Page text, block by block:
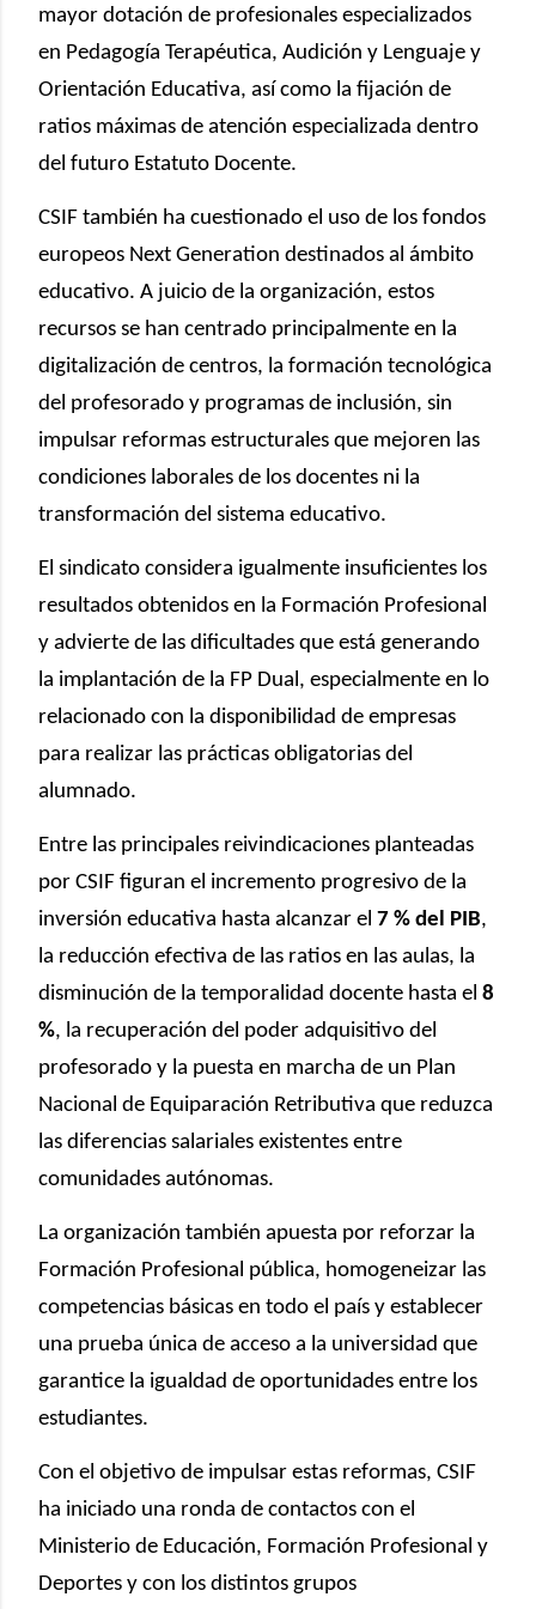
mayor dotación de profesionales especializados
en Pedagogía Terapéutica, Audición y Lenguaje y
Orientación Educativa, así como la fijación de
ratios máximas de atención especializada dentro
del futuro Estatuto Docente.
CSIF también ha cuestionado el uso de los fondos
europeos Next Generation destinados al ámbito
educativo. A juicio de la organización, estos
recursos se han centrado principalmente en la
digitalización de centros, la formación tecnológica
del profesorado y programas de inclusión, sin
impulsar reformas estructurales que mejoren las
condiciones laborales de los docentes ni la
transformación del sistema educativo.
El sindicato considera igualmente insuficientes los
resultados obtenidos en la Formación Profesional
y advierte de las dificultades que está generando
la implantación de la FP Dual, especialmente en lo
relacionado con la disponibilidad de empresas
para realizar las prácticas obligatorias del
alumnado.
Entre las principales reivindicaciones planteadas
por CSIF figuran el incremento progresivo de la
inversión educativa hasta alcanzar el 7 % del PIB,
la reducción efectiva de las ratios en las aulas, la
disminución de la temporalidad docente hasta el 8
%, la recuperación del poder adquisitivo del
profesorado y la puesta en marcha de un Plan
Nacional de Equiparación Retributiva que reduzca
las diferencias salariales existentes entre
comunidades autónomas.
La organización también apuesta por reforzar la
Formación Profesional pública, homogeneizar las
competencias básicas en todo el país y establecer
una prueba única de acceso a la universidad que
garantice la igualdad de oportunidades entre los
estudiantes.
Con el objetivo de impulsar estas reformas, CSIF
ha iniciado una ronda de contactos con el
Ministerio de Educación, Formación Profesional y
Deportes y con los distintos grupos